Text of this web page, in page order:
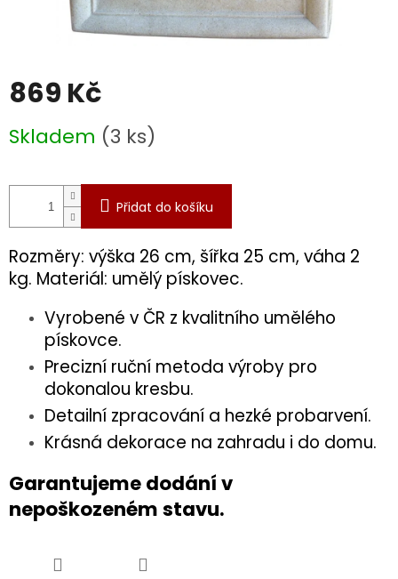
869 Kč
cena:
Skladem (3 ks)
Přidat do košíku
Rozměry: výška 26 cm, šířka 25 cm, váha 2
kg. Materiál: umělý pískovec.
Vyrobené v ČR z kvalitního umělého
pískovce.
Precizní ruční metoda výroby pro
dokonalou kresbu.
Detailní zpracování a hezké probarvení.
Krásná dekorace na zahradu i do domu.
Garantujeme dodání v
nepoškozeném stavu.